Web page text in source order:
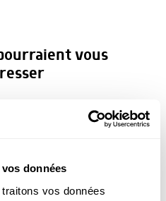
données
traitons vos données
vous